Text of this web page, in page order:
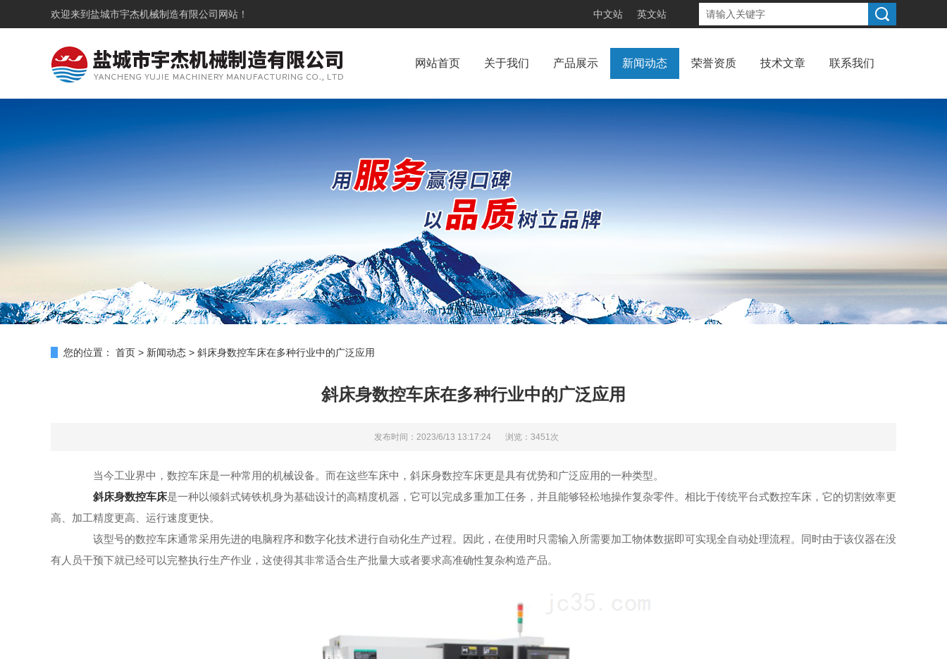
欢迎来到 盐城市宇杰机械制造有限公司 网站！ 中文站 英文站
网站首页 关于我们 产品展示 新闻动态 荣誉资质 技术文章 联系我们
您的位置： 首页 > 新闻动态 > 斜床身数控车床在多种行业中的广泛应用
斜床身数控车床在多种行业中的广泛应用
发布时间：2023/6/13 13:17:24 浏览：3451次
当今工业界中，数控车床是一种常用的机械设备。而在这些车床中，斜床身数控车床更是具有优势和广泛应用的一种类型。
斜床身数控车床是一种以倾斜式铸铁机身为基础设计的高精度机器，它可以完成多重加工任务，并且能够轻松地操作复杂零件。相比于传统平台式数控车床，它的切割效率更
高、加工精度更高、运行速度更快。
该型号的数控车床通常采用先进的电脑程序和数字化技术进行自动化生产过程。因此，在使用时只需输入所需要加工物体数据即可实现全自动处理流程。同时由于该仪器在没
有人员干预下就已经可以完整执行生产作业，这使得其非常适合生产批量大或者要求高准确性复杂构造产品。